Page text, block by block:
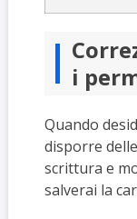
i
Quando
disporre
scrittura e
salverai la